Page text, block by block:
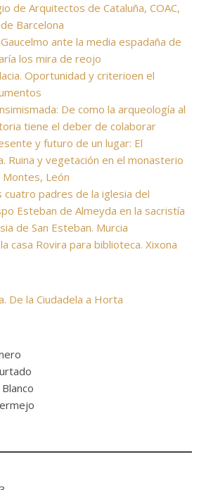
de Arquitectos de Cataluña, COAC,
Barcelona
ante la media espadaña de
los mira de reojo
Oportunidad y criterioen el
De como la arqueología al
tiene el deber de colaborar
y futuro de un lugar: El
Ruina y vegetación en el monasterio
León
cuatro padres de la iglesia del
Esteban de Almeyda en la sacristía
de San Esteban. Murcia
casa Rovira para biblioteca. Xixona
De la Ciudadela a Horta